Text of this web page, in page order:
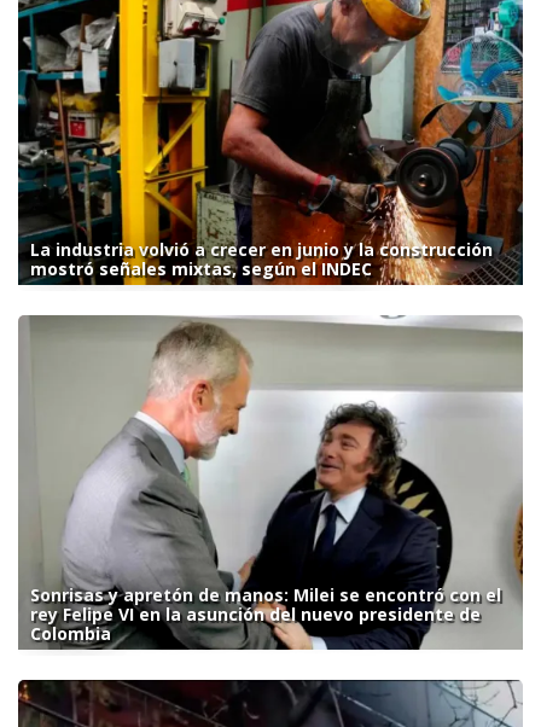
La industria volvió a crecer en junio y la construcción
mostró señales mixtas, según el INDEC
Sonrisas y apretón de manos: Milei se encontró con el
rey Felipe VI en la asunción del nuevo presidente de
Colombia